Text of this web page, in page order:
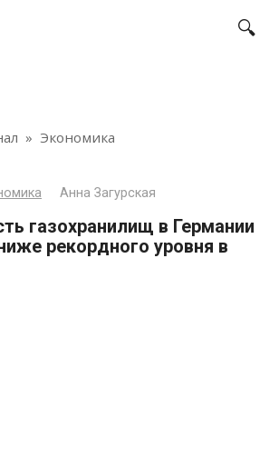
» Экономика
Анна Загурская
газохранилищ в Германии
рекордного уровня в